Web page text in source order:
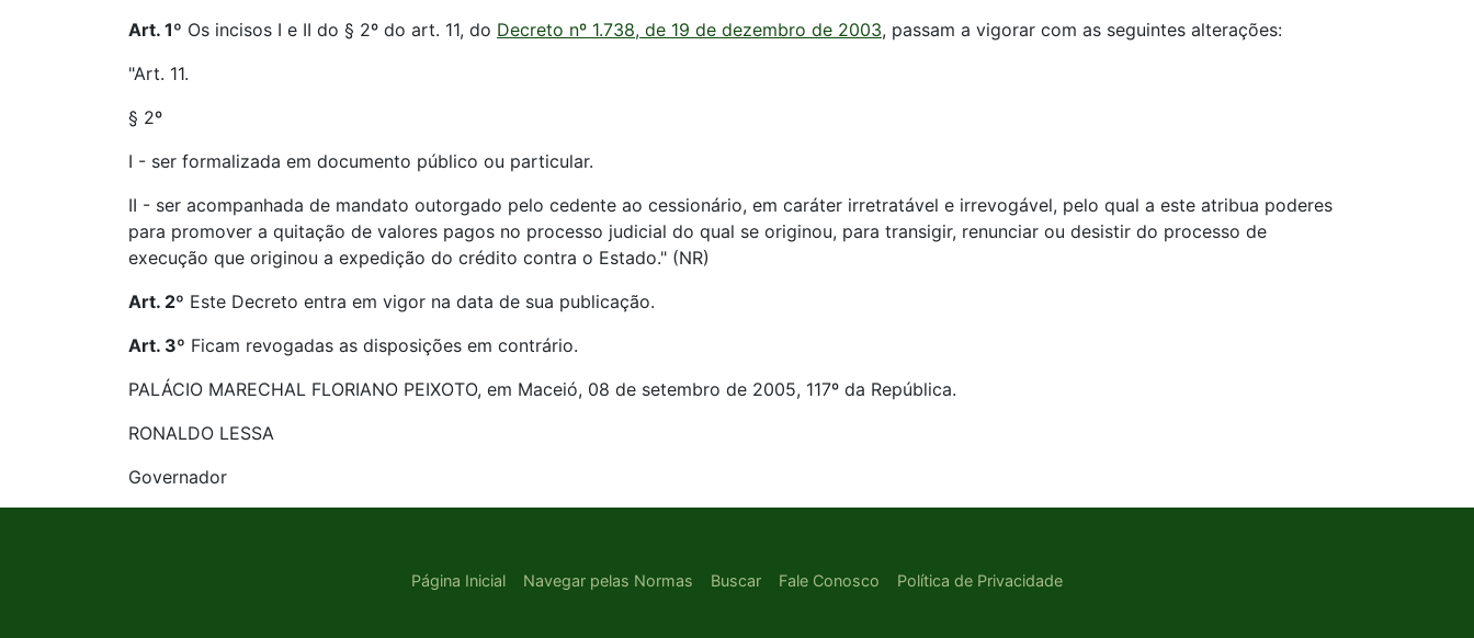
Art. 1º Os incisos I e II do § 2º do art. 11, do Decreto nº 1.738, de 19 de dezembro de 2003, passam a vigorar com as seguintes alterações:
"Art. 11.
§ 2º
I - ser formalizada em documento público ou particular.
II - ser acompanhada de mandato outorgado pelo cedente ao cessionário, em caráter irretratável e irrevogável, pelo qual a este atribua poderes
para promover a quitação de valores pagos no processo judicial do qual se originou, para transigir, renunciar ou desistir do processo de
execução que originou a expedição do crédito contra o Estado." (NR)
Art. 2º Este Decreto entra em vigor na data de sua publicação.
Art. 3º Ficam revogadas as disposições em contrário.
PALÁCIO MARECHAL FLORIANO PEIXOTO, em Maceió, 08 de setembro de 2005, 117º da República.
RONALDO LESSA
Governador
Página Inicial Navegar pelas Normas Buscar Fale Conosco Política de Privacidade